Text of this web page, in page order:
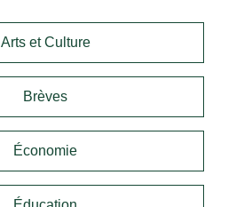
Arts et Culture
Brèves
Économie